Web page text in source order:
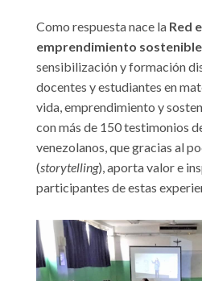
Como respuesta nace la Red
emprendimiento sostenible
sensibilización y formación
docentes y estudiantes en
vida, emprendimiento y
con más de 150 testimonios
venezolanos, que gracias al
(storytelling), aporta valor e
participantes de estas